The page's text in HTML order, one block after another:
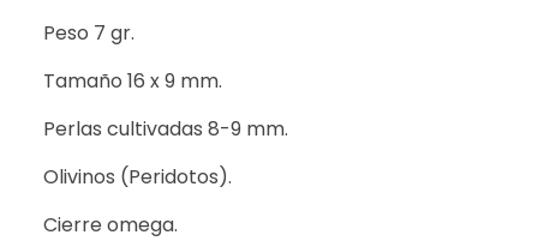
Peso 7 gr.
Tamaño 16 x 9 mm.
Perlas cultivadas 8-9 mm.
Olivinos (Peridotos).
Cierre omega.